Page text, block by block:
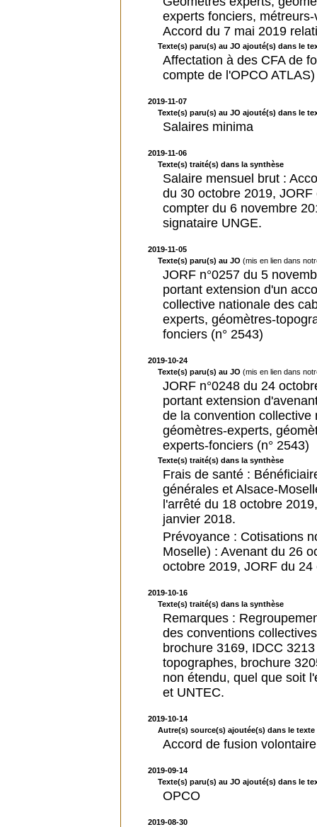
experts fonciers,
Accord du 7 mai 2019
Texte(s) paru(s) au JO ajouté(s) dans le
Affectation à des CFA de
compte de l'OPCO ATLAS)
2019-11-07
Texte(s) paru(s) au JO ajouté(s) dans le
Salaires minima
2019-11-06
Texte(s) traité(s) dans la synthèse
Salaire mensuel brut :
du 30 octobre 2019,
compter du 6 novembre
signataire UNGE.
2019-11-05
Texte(s) paru(s) au JO (mis en lien dans
JORF n°0257 du 5
portant extension d'un
collective nationale des
experts, géomètres-
fonciers (n° 2543)
2019-10-24
Texte(s) paru(s) au JO (mis en lien dans
JORF n°0248 du 24
portant extension
de la convention
géomètres-experts,
experts-fonciers (n° 2543)
Texte(s) traité(s) dans la synthèse
Frais de santé :
générales et Alsace-
l'arrêté du 18 octobre
janvier 2018.
Prévoyance : Cotisations
Moselle) : Avenant du 26
octobre 2019, JORF du
2019-10-16
Texte(s) traité(s) dans la synthèse
Remarques :
des conventions
brochure 3169, IDCC
topographes, brochure
non étendu, quel que soit
et UNTEC.
2019-10-14
Autre(s) source(s) ajoutée(s) dans le
Accord de fusion
2019-09-14
Texte(s) paru(s) au JO ajouté(s) dans le
OPCO
2019-08-30